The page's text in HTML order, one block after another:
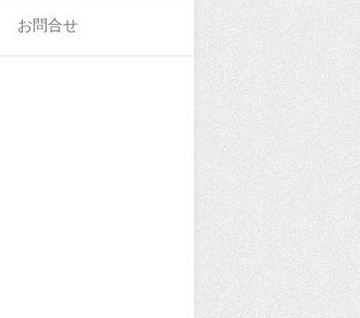
お問合せ